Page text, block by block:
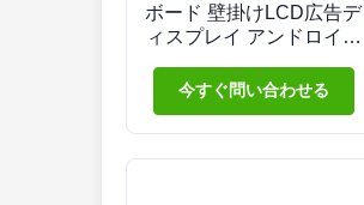
ボード 壁掛けLCD広告デ
ィスプレイ アンドロイド
FHDスクリーン レスト
今すぐ問い合わせる